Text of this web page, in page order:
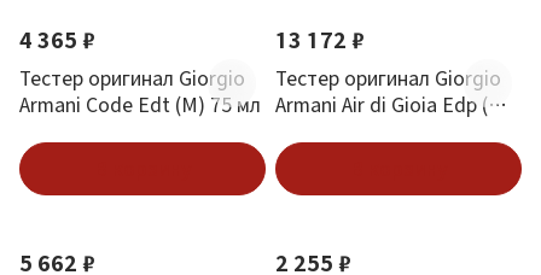
4 365 ₽
Тестер оригинал Giorgio
Armani Code Edt (M) 75 мл
13 172 ₽
Тестер оригинал Giorgio
Armani Air di Gioia Edp (W)
5 662 ₽ 2 255 ₽